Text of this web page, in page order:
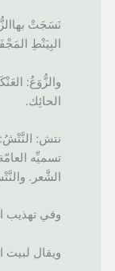
نَسَجَتْ
البِيَنْطِ
والزُّوَعُ:
الحائِك.
نتش: النَّتْشُ:
تسميِّه
الشَّعر.
وفي تهذيب
ويقال لبيت